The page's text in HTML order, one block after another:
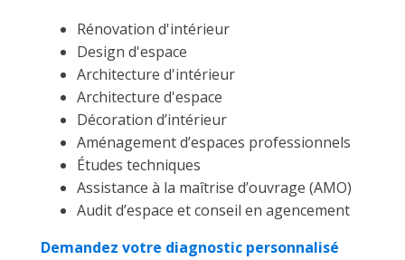
Rénovation d'intérieur
Design d'espace
Architecture d'intérieur
Architecture d'espace
Décoration d’intérieur
Aménagement d’espaces professionnels
Études techniques
Assistance à la maîtrise d’ouvrage (AMO)
Audit d’espace et conseil en agencement
Demandez votre diagnostic personnalisé